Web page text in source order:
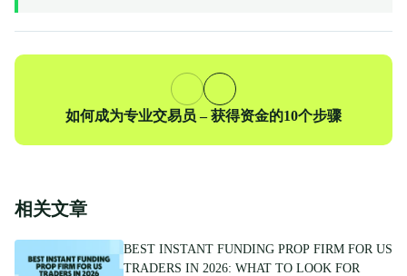
下
如何成为专业交易员 – 获得资金的10个步骤
相关文章
BEST INSTANT FUNDING PROP FIRM FOR US
TRADERS IN 2026: WHAT TO LOOK FOR